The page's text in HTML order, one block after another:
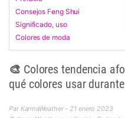
Consejos Feng Shui
Significado, uso
Colores de moda
🎨 Colores tendencia
qué colores usar
Par KarmaWeather - 21 enero 2023